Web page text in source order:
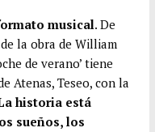
musical. De
la obra de William
de verano’ tiene
Atenas, Teseo, con la
historia está
sueños, los